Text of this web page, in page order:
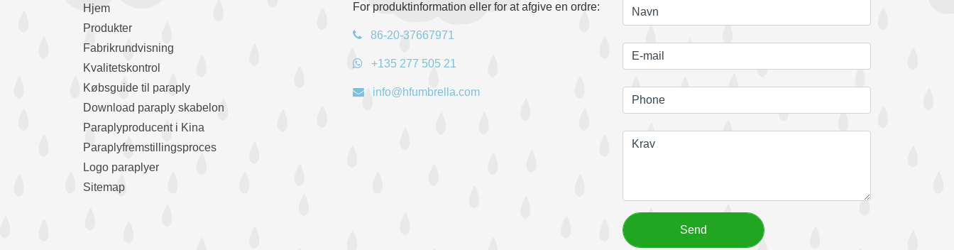
Hjem
Produkter
Fabrikrundvisning
Kvalitetskontrol
Købsguide til paraply
Download paraply skabelon
Paraplyproducent i Kina
Paraplyfremstillingsproces
Logo paraplyer
Sitemap
For produktinformation eller for at afgive en ordre:
86-20-37667971
+135 277 505 21
info@hfumbrella.com